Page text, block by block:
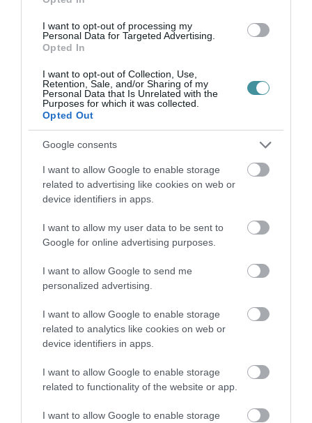
I want to opt-out of processing my
Personal Data for Targeted Advertising.
Opted In
I want to opt-out of Collection, Use,
Retention, Sale, and/or Sharing of my
Personal Data that Is Unrelated with the
Purposes for which it was collected.
Opted Out
Google consents
I want to allow Google to enable storage
related to advertising like cookies on web or
device identifiers in apps.
I want to allow my user data to be sent to
Google for online advertising purposes.
I want to allow Google to send me
personalized advertising.
I want to allow Google to enable storage
related to analytics like cookies on web or
device identifiers in apps.
I want to allow Google to enable storage
related to functionality of the website or app.
I want to allow Google to enable storage
A most benyújtott törvényjavaslat ennek első
konkrét lépése lehet. A vita várhatóan komoly
politikai visszhangot vált majd ki, hiszen a
kérdés közvetlenül érinti az önkormányzati
vezetők jövedelmét, miközben a települések
jelentős része egyre nehezebb pénzügyi
környezetben működik.
indexkép: MTI, Komka Péter
Ne maradjon le a legfrissebb hírekről, kövessen
bennünket az EGRI ÜGYEK Google Hírek oldalán!
VISSZA A FŐOLDALRA